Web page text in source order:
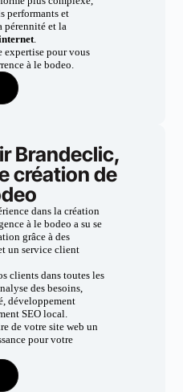
performants et
pérennité et la
.
expertise pour vous
à le bodeo.
Brandeclic,
création de
dans la création
à le bodeo a su se
grâce à des
un service client
clients dans toutes les
des besoins,
développement
SEO local.
de votre site web un
pour votre